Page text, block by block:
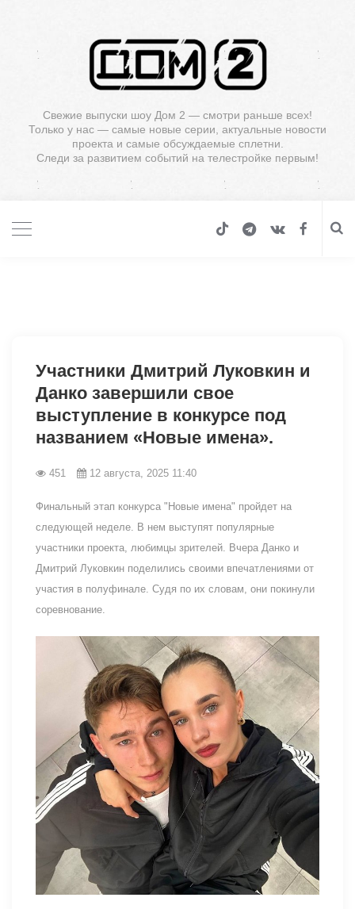
Свежие выпуски шоу Дом 2 — смотри раньше всех!
Только у нас — самые новые серии, актуальные новости
проекта и самые обсуждаемые сплетни.
Следи за развитием событий на телестройке первым!
Участники Дмитрий Луковкин и
Данко завершили свое
выступление в конкурсе под
названием «Новые имена».
451 12 августа, 2025 11:40
Финальный этап конкурса "Новые имена" пройдет на
следующей неделе. В нем выступят популярные
участники проекта, любимцы зрителей. Вчера Данко и
Дмитрий Луковкин поделились своими впечатлениями от
участия в полуфинале. Судя по их словам, они покинули
соревнование.